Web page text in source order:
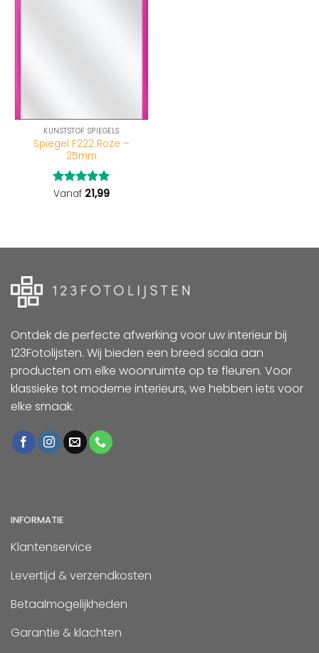
KUNSTSTOF SPIEGELS
Spiegel F222 Roze –
25mm
Gewaardeerd
Vanaf 21,99
Ontdek de perfecte afwerking voor uw interieur bij
123Fotolijsten. Wij bieden een breed scala aan
producten om elke woonruimte op te fleuren. Voor
klassieke tot moderne interieurs, we hebben iets voor
elke smaak.
INFORMATIE
Klantenservice
Levertijd & verzendkosten
Betaalmogelijkheden
Garantie & klachten